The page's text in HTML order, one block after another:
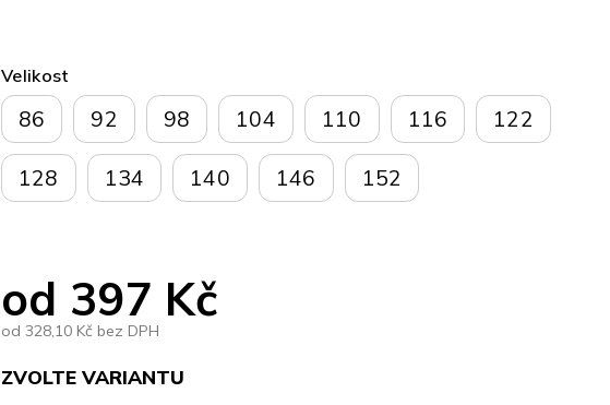
od 397 Kč
od328,10 Kč bez DPH
ZVOLTE VARIANTU
Velikost
86 92 98 104 110 116 122
128 134 140 146 152